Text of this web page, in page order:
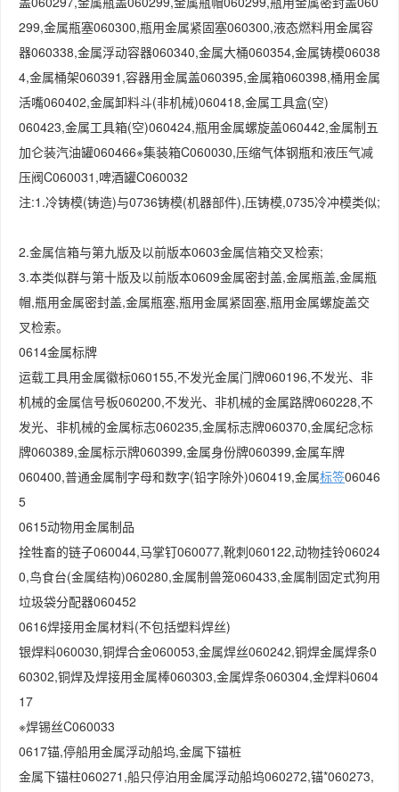
299,金属瓶塞060300,瓶用金属紧固塞060300,液态燃料用金属容
器060338,金属浮动容器060340,金属大桶060354,金属铸模06038
4,金属桶架060391,容器用金属盖060395,金属箱060398,桶用金属
活嘴060402,金属卸料斗(非机械)060418,金属工具盒(空)
060423,金属工具箱(空)060424,瓶用金属螺旋盖060442,金属制五
加仑装汽油罐060466※集装箱C060030,压缩气体钢瓶和液压气减
压阀C060031,啤酒罐C060032
注:1.冷铸模(铸造)与0736铸模(机器部件),压铸模,0735冷冲模类似;
2.金属信箱与第九版及以前版本0603金属信箱交叉检索;
3.本类似群与第十版及以前版本0609金属密封盖,金属瓶盖,金属瓶
帽,瓶用金属密封盖,金属瓶塞,瓶用金属紧固塞,瓶用金属螺旋盖交
叉检索。
0614金属标牌
运载工具用金属徽标060155,不发光金属门牌060196,不发光、非
机械的金属信号板060200,不发光、非机械的金属路牌060228,不
发光、非机械的金属标志060235,金属标志牌060370,金属纪念标
牌060389,金属标示牌060399,金属身份牌060399,金属车牌
060400,普通金属制字母和数字(铅字除外)060419,金属标签06046
5
0615动物用金属制品
拴牲畜的链子060044,马掌钉060077,靴刺060122,动物挂铃06024
0,鸟食台(金属结构)060280,金属制兽笼060433,金属制固定式狗用
垃圾袋分配器060452
0616焊接用金属材料(不包括塑料焊丝)
银焊料060030,铜焊合金060053,金属焊丝060242,铜焊金属焊条0
60302,铜焊及焊接用金属棒060303,金属焊条060304,金焊料0604
17
※焊锡丝C060033
0617锚,停船用金属浮动船坞,金属下锚桩
金属下锚柱060271,船只停泊用金属浮动船坞060272,锚*060273,